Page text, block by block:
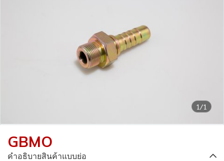
1/1
GBMO
คำอธิบายสินค้าแบบย่อ